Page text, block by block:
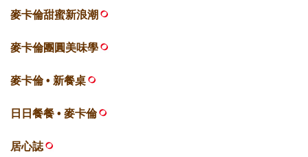
麥卡倫甜蜜新浪潮
麥卡倫團圓美味學
麥卡倫 • 新餐桌
日日餐餐 • 麥卡倫
居心誌